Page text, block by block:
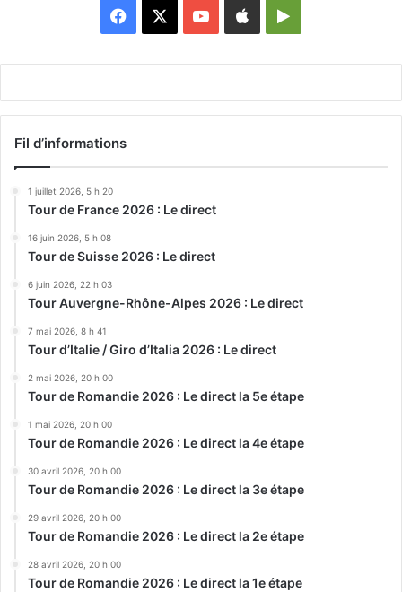
Facebook YouTubeAppleGoogle
Fil d’informations
1 juillet 2026, 5 h 20
Tour de France 2026 : Le direct
16 juin 2026, 5 h 08
Tour de Suisse 2026 : Le direct
6 juin 2026, 22 h 03
Tour Auvergne-Rhône-Alpes 2026 : Le direct
7 mai 2026, 8 h 41
Tour d’Italie / Giro d’Italia 2026 : Le direct
2 mai 2026, 20 h 00
Tour de Romandie 2026 : Le direct la 5e étape
1 mai 2026, 20 h 00
Tour de Romandie 2026 : Le direct la 4e étape
30 avril 2026, 20 h 00
Tour de Romandie 2026 : Le direct la 3e étape
29 avril 2026, 20 h 00
Tour de Romandie 2026 : Le direct la 2e étape
28 avril 2026, 20 h 00
Tour de Romandie 2026 : Le direct la 1e étape